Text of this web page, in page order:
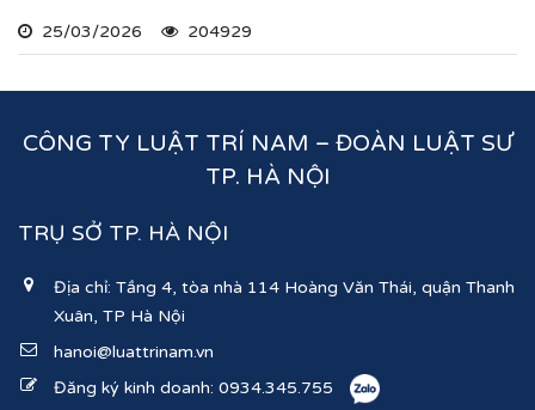
ghi nhận lĩnh vực hoạt động, ngành nghề kinh doanh
25/03/2026 204929
CÔNG TY LUẬT TRÍ NAM – ĐOÀN LUẬT SƯ
TP. HÀ NỘI
TRỤ SỞ TP. HÀ NỘI
Địa chỉ: Tầng 4, tòa nhà 114 Hoàng Văn Thái, quận Thanh
Xuân, TP Hà Nội
hanoi@luattrinam.vn
Đăng ký kinh doanh: 0934.345.755